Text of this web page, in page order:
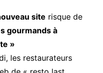
site risque de
gourmands à
»
les restaurateurs